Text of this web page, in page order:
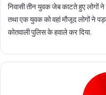
निवासी तीन युवक जेब काटते हुए
तथा एक युवक को वहां मौजूद लोगों ने
कोतवाली पुलिस के हवाले कर दिया.